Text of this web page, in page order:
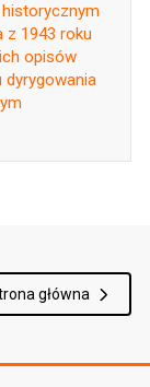
z 1943 roku
opisów
główna